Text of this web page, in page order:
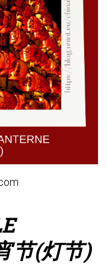
节(灯节)